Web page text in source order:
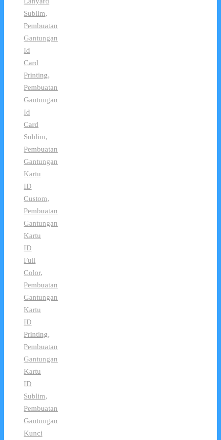
Sublim,
Pembuatan
Gantungan
Id
Card
Printing,
Pembuatan
Gantungan
Id
Card
Sublim,
Pembuatan
Gantungan
Kartu
ID
Custom,
Pembuatan
Gantungan
Kartu
ID
Full
Color,
Pembuatan
Gantungan
Kartu
ID
Printing,
Pembuatan
Gantungan
Kartu
ID
Sublim,
Pembuatan
Gantungan
Kunci